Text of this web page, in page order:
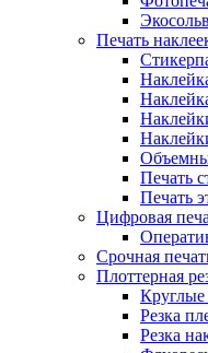
Печать
Печать
Печать
Цифровая
Срочная
Плоттерная
Круглые
Резка
Резка